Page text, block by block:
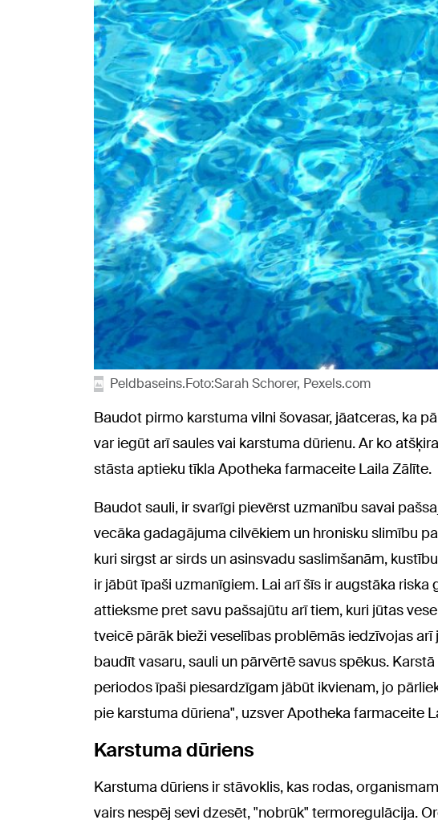
Peldbaseins.Foto:Sarah Schorer, Pexels.com
Baudot pirmo karstuma vilni šovasar, jāatceras, ka
var iegūt arī saules vai karstuma dūrienu. Ar ko
stāsta aptieku tīkla Apotheka farmaceite Laila Zālīte.
Baudot sauli, ir svarīgi pievērst uzmanību savai
vecāka gadagājuma cilvēkiem un hronisku slimību
kuri sirgst ar sirds un asinsvadu saslimšanām,
ir jābūt īpaši uzmanīgiem. Lai arī šīs ir augstāka riska
attieksme pret savu pašsajūtu arī tiem, kuri jūtas
tveicē pārāk bieži veselības problēmās iedzīvojas arī
baudīt vasaru, sauli un pārvērtē savus spēkus.
periodos īpaši piesardzīgam jābūt ikvienam, jo
pie karstuma dūriena", uzsver Apotheka farmaceite
Karstuma dūriens
Karstuma dūriens ir stāvoklis, kas rodas,
vairs nespēj sevi dzesēt, "nobrūk" termoregulācija.